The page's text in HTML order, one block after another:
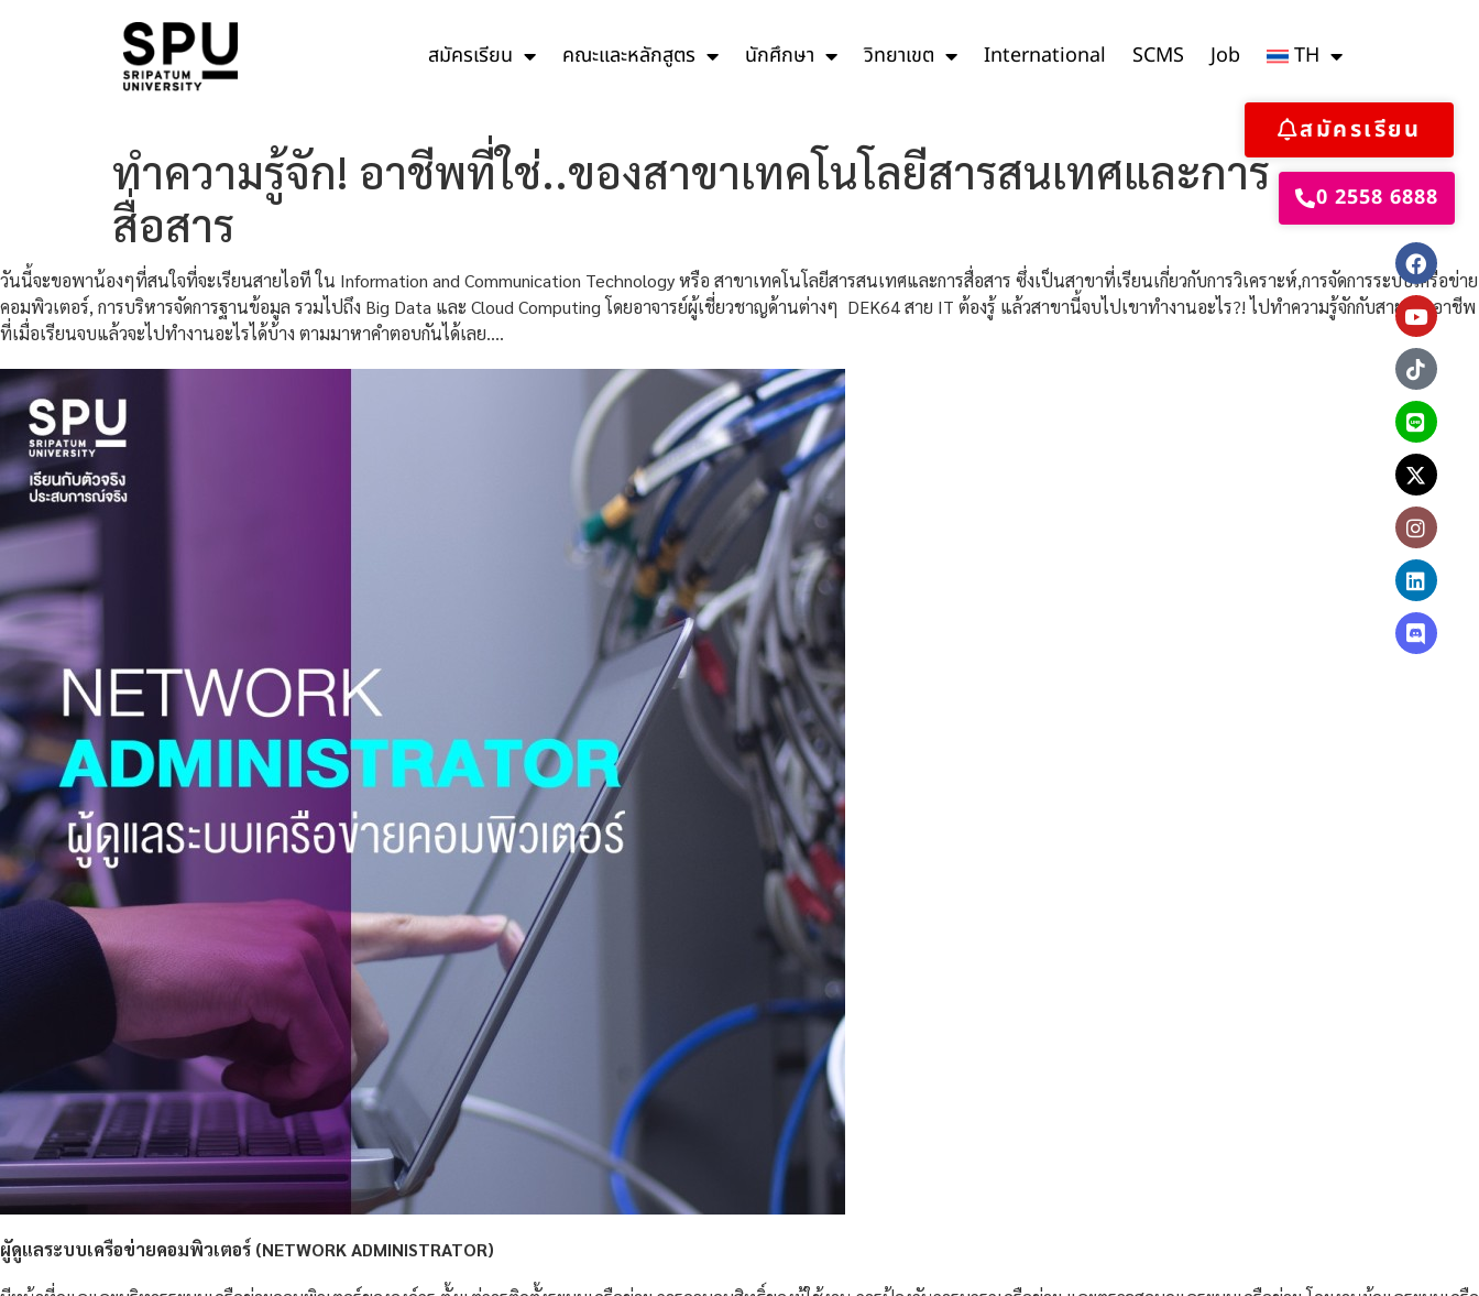
สมัครเรียน คณะและหลักสูตร นักศึกษา วิทยาเขต International SCMS Job TH
สมัครเรียน
0 2558 6888
ทำความรู้จัก! อาชีพที่ใช่..ของสาขาเทคโนโลยีสารสนเทศและการ
สื่อสาร
วันนี้จะขอพาน้องๆที่สนใจที่จะเรียนสายไอที ใน Information and Communication Technology หรือ สาขาเทคโนโลยีสารสนเทศและการสื่อสาร ซึ่งเป็นสาขาที่เรียนเกี่ยวกับการวิเคราะห์,การจัดการระบบเครือข่าย
คอมพิวเตอร์, การบริหารจัดการฐานข้อมูล รวมไปถึง Big Data และ Cloud Computing โดยอาจารย์ผู้เชี่ยวชาญด้านต่างๆ DEK64 สาย IT ต้องรู้ แล้วสาขานี้จบไปเขาทำงานอะไร?! ไปทำความรู้จักกับสายงานอาชีพ
ที่เมื่อเรียนจบแล้วจะไปทำงานอะไรได้บ้าง ตามมาหาคำตอบกันได้เลย….
ผูัดูแลระบบเครือข่ายคอมพิวเตอร์ (NETWORK ADMINISTRATOR)